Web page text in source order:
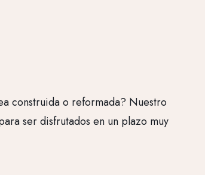
construida o reformada? Nuestro
ser disfrutados en un plazo muy